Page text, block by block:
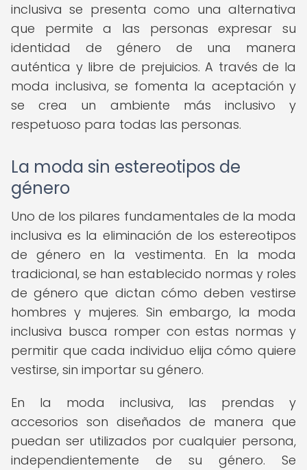
inclusiva se presenta como una alternativa
que permite a las personas expresar su
identidad de género de una manera
auténtica y libre de prejuicios. A través de la
moda inclusiva, se fomenta la aceptación y
se crea un ambiente más inclusivo y
respetuoso para todas las personas.
La moda sin estereotipos de
género
Uno de los pilares fundamentales de la moda
inclusiva es la eliminación de los estereotipos
de género en la vestimenta. En la moda
tradicional, se han establecido normas y roles
de género que dictan cómo deben vestirse
hombres y mujeres. Sin embargo, la moda
inclusiva busca romper con estas normas y
permitir que cada individuo elija cómo quiere
vestirse, sin importar su género.
En la moda inclusiva, las prendas y
accesorios son diseñados de manera que
puedan ser utilizados por cualquier persona,
independientemente de su género. Se